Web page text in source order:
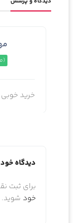
خرید
دیدگاه
برای ثبت
خود شوید.